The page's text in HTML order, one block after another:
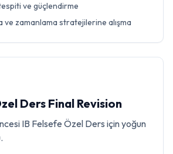
ve güçlendirme
ve zamanlama stratejilerine alışma
Ders Final Revision
IB Felsefe Özel Ders için yoğun